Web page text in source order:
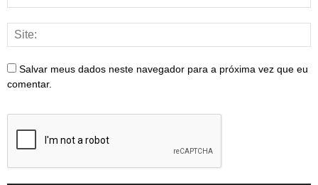
Salvar meus dados neste navegador para a próxima vez que eu
comentar.